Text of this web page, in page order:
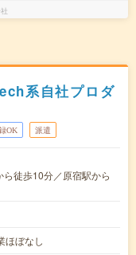
系自社プロダ
OK 派遣
徒歩10分／原宿駅から
ぼなし